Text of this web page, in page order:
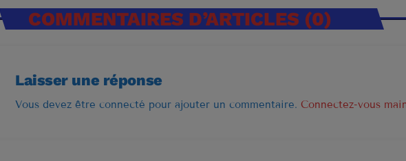
LISTE
1
ELVIS
COMMENTAIRES D’ARTICLES (0)
Laisser une réponse
Vous devez être connecté pour ajouter un commentaire. Connectez-vous